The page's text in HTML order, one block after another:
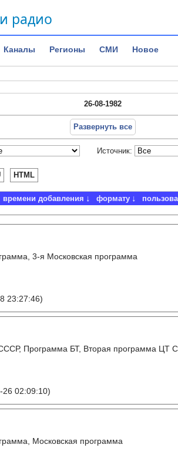
радио
Каналы Регионы СМИ Новое
26-08-1982
Развернуть все
Источник:
HTML
времени добавления формату
3-я Московская программа
23:27:46)
Программа БТ, Вторая программа ЦТ
26 02:09:10)
Московская программа